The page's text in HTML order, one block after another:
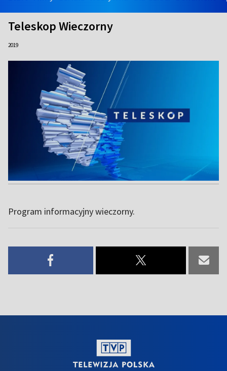
Teleskop Wieczorny
2019
Program informacyjny wieczorny.